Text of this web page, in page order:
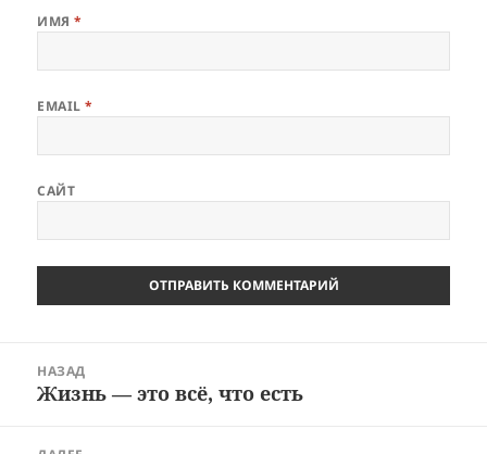
ИМЯ*
EMAIL*
САЙТ
записям
НАЗАД
Предыдущая
Жизнь — это всё, что есть